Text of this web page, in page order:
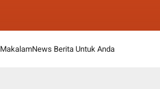
MakalamNews Berita Untuk Anda